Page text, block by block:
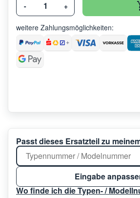
- +
weitere Zahlungsmöglichkeiten:
Passt dieses Ersatzteil zu
Eingabe
Wo finde ich die Typen- /